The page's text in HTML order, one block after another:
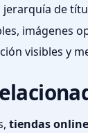
jerarquía de
imágenes
visibles y
tiendas online